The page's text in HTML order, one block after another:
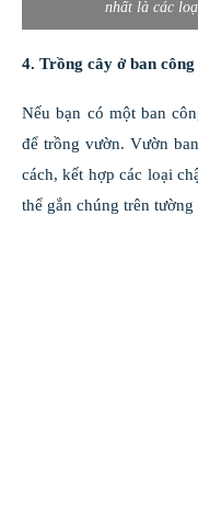
nhất là các
4. Trồng cây ở ban công
Nếu bạn có một ban
để trồng vườn. Vườn
cách, kết hợp các loại
thể gắn chúng trên